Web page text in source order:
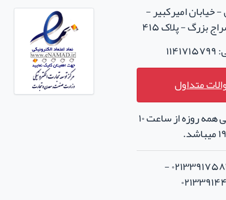
خیابان امیرکبیر -
- پلاک ۴۱۵
متداول
پاسخگویی تلفنی همه روزه از ساعت ۱۰
تلفن : ۰۲۱۳۳۹۱۷۵۸۳ -